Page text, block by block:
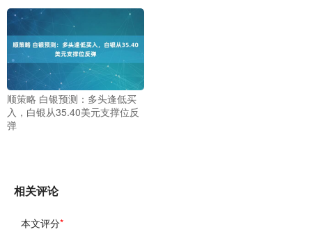
顺策略 白银预测：多头逢低买
入，白银从35.40美元支撑位反
弹
相关评论
本文评分*